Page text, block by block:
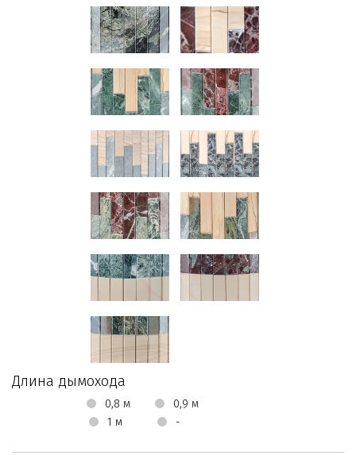
Длина дымохода
0,8 м
0,9 м
1 м
-